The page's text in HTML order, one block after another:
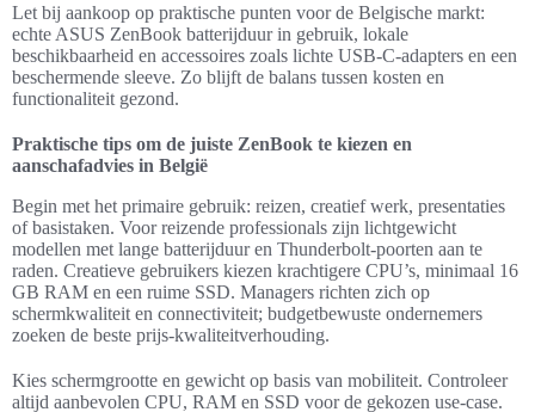
Let bij aankoop op praktische punten voor de Belgische markt:
echte ASUS ZenBook batterijduur in gebruik, lokale
beschikbaarheid en accessoires zoals lichte USB-C-adapters en een
beschermende sleeve. Zo blijft de balans tussen kosten en
functionaliteit gezond.
Praktische tips om de juiste ZenBook te kiezen en
aanschafadvies in België
Begin met het primaire gebruik: reizen, creatief werk, presentaties
of basistaken. Voor reizende professionals zijn lichtgewicht
modellen met lange batterijduur en Thunderbolt-poorten aan te
raden. Creatieve gebruikers kiezen krachtigere CPU’s, minimaal 16
GB RAM en een ruime SSD. Managers richten zich op
schermkwaliteit en connectiviteit; budgetbewuste ondernemers
zoeken de beste prijs-kwaliteitverhouding.
Kies schermgrootte en gewicht op basis van mobiliteit. Controleer
altijd aanbevolen CPU, RAM en SSD voor de gekozen use-case.